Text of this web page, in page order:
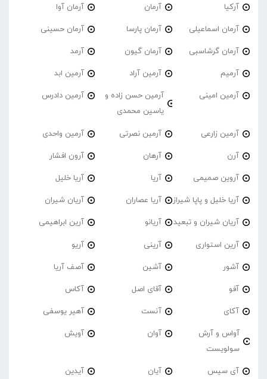
آرکیا آرمان آرمان آوا
آرمان اسماعیلی آرمان پارسا آرمان حسینی
آرمان گرشاسبی آرمان گیون آرمد
آرمیم آرمین آراد آرمین ابد
آرمین امینی
آرمین حسن زاده و
یاسین محمدی
آرمین دادرس
آرمین زارعی آرمین نصرتی آرمین واحدی
آرن آرهان آرون افشار
آروین صمیمی آریا آریا خلیل
آریا خلیل و پاپا شیراز آریا عصاران آریان شیران
آریان شیران و تبعید آریانو آرین ابراهیمی
آرین استواری آرینی آریو
آشور آشین آصف آریا
آفو آقای اصل آکاس
آکای آنست آهیر یوسفی
آواس و آرش
سولویست
آوان آویش
آی سیس آیان آیدین